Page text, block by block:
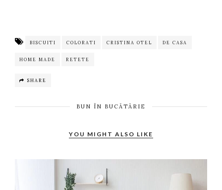
BISCUITI COLORATI CRISTINA OTEL DE CASA
HOME MADE RETETE
SHARE
BUN ÎN BUCĂTĂRIE
YOU MIGHT ALSO LIKE